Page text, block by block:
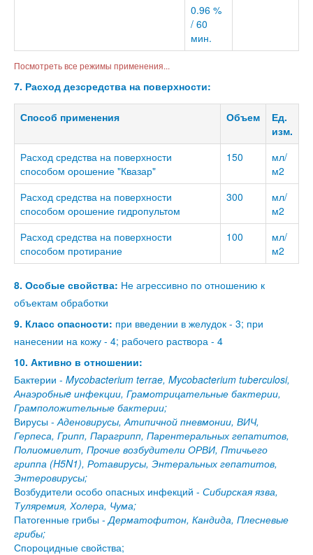
0.96 %
/ 60
мин.
Посмотреть все режимы применения...
7. Расход дезсредства на поверхности:
Способ применения Объем
Ед.
изм.
Расход средства на поверхности
способом орошение "Квазар"
150
мл/
м2
Расход средства на поверхности
способом орошение гидропультом
300
мл/
м2
Расход средства на поверхности
способом протирание
100
мл/
м2
8. Особые свойства: Не агрессивно по отношению к
объектам обработки
9. Класс опасности: при введении в желудок - 3; при
нанесении на кожу - 4; рабочего раствора - 4
10. Активно в отношении:
Бактерии - Mycobacterium terrae, Mycobacterium tuberculosi,
Анаэробныe инфекции, Грамотрицательные бактерии,
Грамположительные бактерии;
Вирусы -Аденовирусы, Атипичной пневмонии, ВИЧ,
Герпеса, Грипп, Парагрипп, Парентеральных гепатитов,
Полиомиелит, Прочие возбудители ОРВИ, Птичьего
гриппа (H5N1), Ротавирусы, Энтеральных гепатитов,
Энтеровирусы;
Возбудители особо опасных инфекций - Сибирская язва,
Туляремия, Холера, Чума;
Патогенные грибы -Дерматофитон, Кандида, Плесневые
грибы;
Спороцидные свойства;